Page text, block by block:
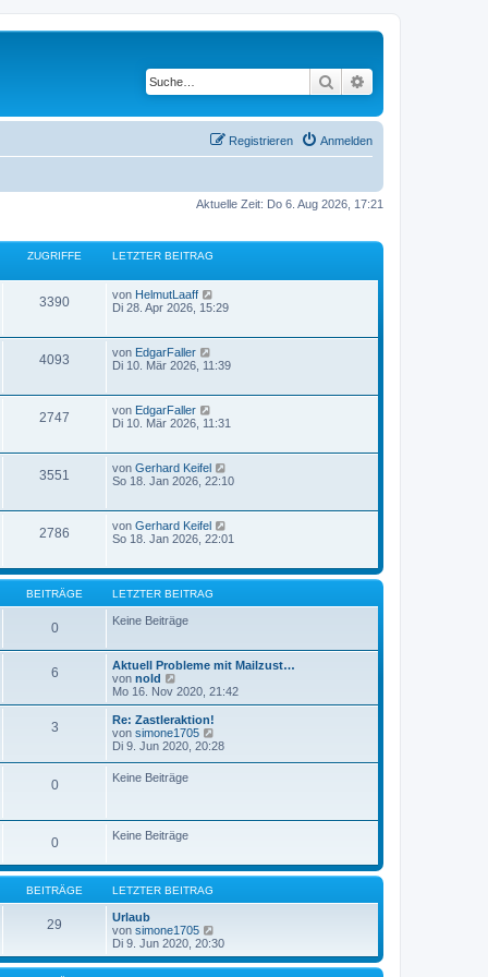
Suche
Anmelden
Registrieren
Aktuelle Zeit: Do 6. Aug 2026, 17:21
ZUGRIFFE LETZTER BEITRAG
3390 von HelmutLaaff
Di 28. Apr 2026, 15:29
4093 von EdgarFaller
Di 10. Mär 2026, 11:39
2747 von EdgarFaller
Di 10. Mär 2026, 11:31
3551 von Gerhard Keifel
So 18. Jan 2026, 22:10
2786 von Gerhard Keifel
So 18. Jan 2026, 22:01
BEITRÄGE LETZTER BEITRAG
0 Keine Beiträge
6
Aktuell Probleme mit Mailzust…
von nold
e
u
e
s
t
r
B
t
r
Mo 16. Nov 2020, 21:42
3
Re: Zastleraktion!
von simone1705
e
r
i
t
a
Di 9. Jun 2020, 20:28
0 Keine Beiträge
0 Keine Beiträge
BEITRÄGE LETZTER BEITRAG
29
Urlaub
von simone1705
e
u
e
Di 9. Jun 2020, 20:30